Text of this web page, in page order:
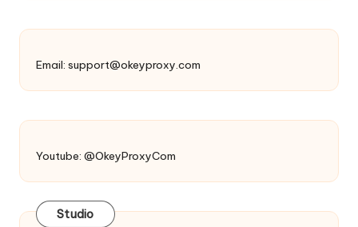
Email: support@okeyproxy.com
Youtube: @OkeyProxyCom
Studio